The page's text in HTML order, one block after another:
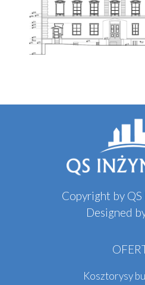
Copyright by QS
Designed
Kosztorysy